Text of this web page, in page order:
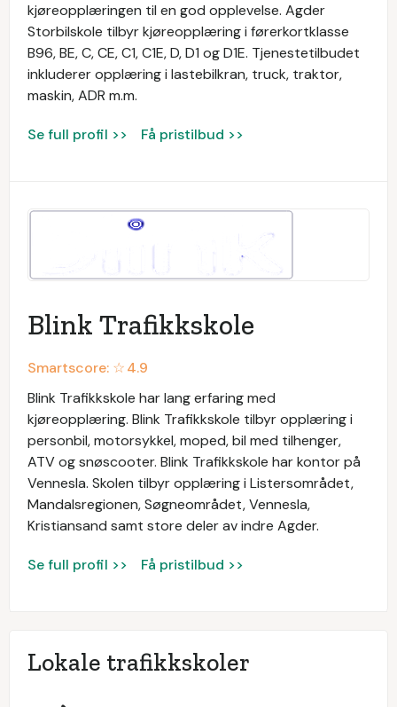
kjøreopplæringen til en god opplevelse. Agder
Storbilskole tilbyr kjøreopplæring i førerkortklasse
B96, BE, C, CE, C1, C1E, D, D1 og D1E. Tjenestetilbudet
inkluderer opplæring i lastebilkran, truck, traktor,
maskin, ADR m.m.
Se full profil >> Få pristilbud >>
Blink Trafikkskole
Smartscore: ☆4.9
Blink Trafikkskole har lang erfaring med
kjøreopplæring. Blink Trafikkskole tilbyr opplæring i
personbil, motorsykkel, moped, bil med tilhenger,
ATV og snøscooter. Blink Trafikkskole har kontor på
Vennesla. Skolen tilbyr opplæring i Listersområdet,
Mandalsregionen, Søgneområdet, Vennesla,
Kristiansand samt store deler av indre Agder.
Se full profil >> Få pristilbud >>
Lokale trafikkskoler